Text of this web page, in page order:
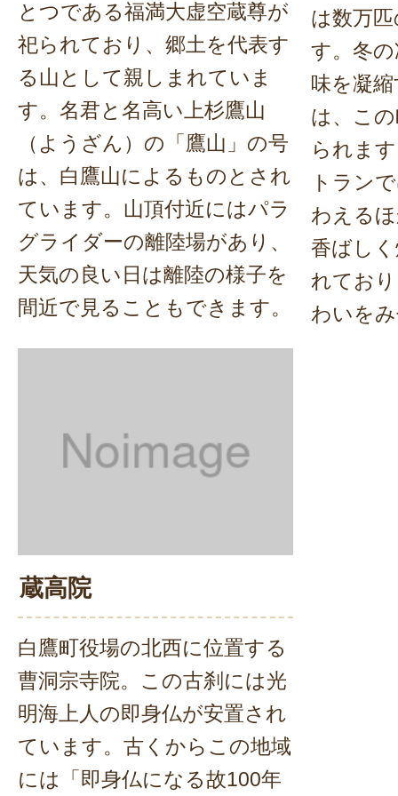
とつである福満大虚空蔵尊が
祀られており、郷土を代表す
る山として親しまれていま
す。名君と名高い上杉鷹山
（ようざん）の「鷹山」の号
は、白鷹山によるものとされ
ています。山頂付近にはパラ
グライダーの離陸場があり、
天気の良い日は離陸の様子を
間近で見ることもできます。
は数万
す。冬
味を凝
は、こ
られま
トラン
わえる
香ばし
れてお
わいを
蔵高院
白鷹町役場の北西に位置する
曹洞宗寺院。この古刹には光
明海上人の即身仏が安置され
ています。古くからこの地域
には「即身仏になる故100年